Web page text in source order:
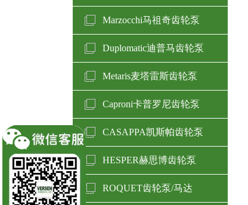
Marzocchi马祖奇齿轮泵
Duplomatic迪普马齿轮泵
Metaris麦塔雷斯齿轮泵
Caproni卡普罗尼齿轮泵
CASAPPA凯斯帕齿轮泵
HESPER赫思博齿轮泵
ROQUET齿轮泵/马达